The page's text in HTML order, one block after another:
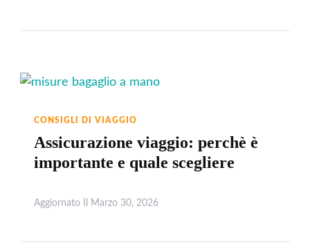
CONSIGLI DI VIAGGIO
Assicurazione viaggio: perchè è
importante e quale scegliere
Aggiornato Il Marzo 30, 2026